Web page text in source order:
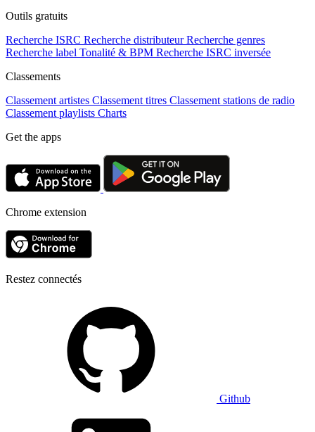
Outils gratuits
Recherche ISRC Recherche distributeur Recherche genres
Recherche label Tonalité & BPM Recherche ISRC inversée
Classements
Classement artistes Classement titres Classement stations de radio
Classement playlists Charts
Get the apps
Chrome extension
Restez connectés
Github